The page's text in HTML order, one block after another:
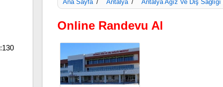
Ana Sayfa / Antalya / Antalya Ağız Ve Diş
Online Randevu Al